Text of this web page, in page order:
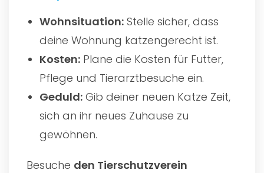
Wohnsituation: Stelle sicher, dass
deine Wohnung katzengerecht ist.
Kosten: Plane die Kosten für Futter,
Pflege und Tierarztbesuche ein.
Geduld: Gib deiner neuen Katze Zeit,
sich an ihr neues Zuhause zu
gewöhnen.
Besuche den Tierschutzverein